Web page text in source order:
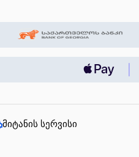
მიტანის სერვისი